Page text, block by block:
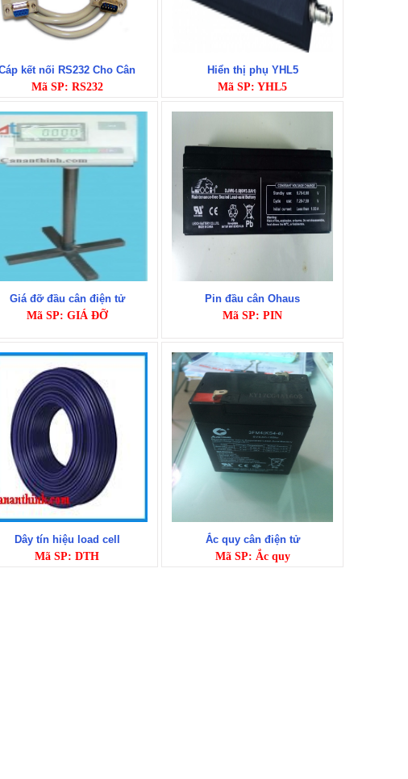
kết nối RS232 Cho Cân
Mã SP: RS232
Hiển thị phụ YHL5
Mã SP: YHL5
Giá đỡ đầu cân điện tử
Mã SP: GIÁ ĐỠ
Pin đầu cân Ohaus
Mã SP: PIN
Dây tín hiệu load cell
Mã SP: DTH
Ắc quy cân điện tử
Mã SP: Ắc quy